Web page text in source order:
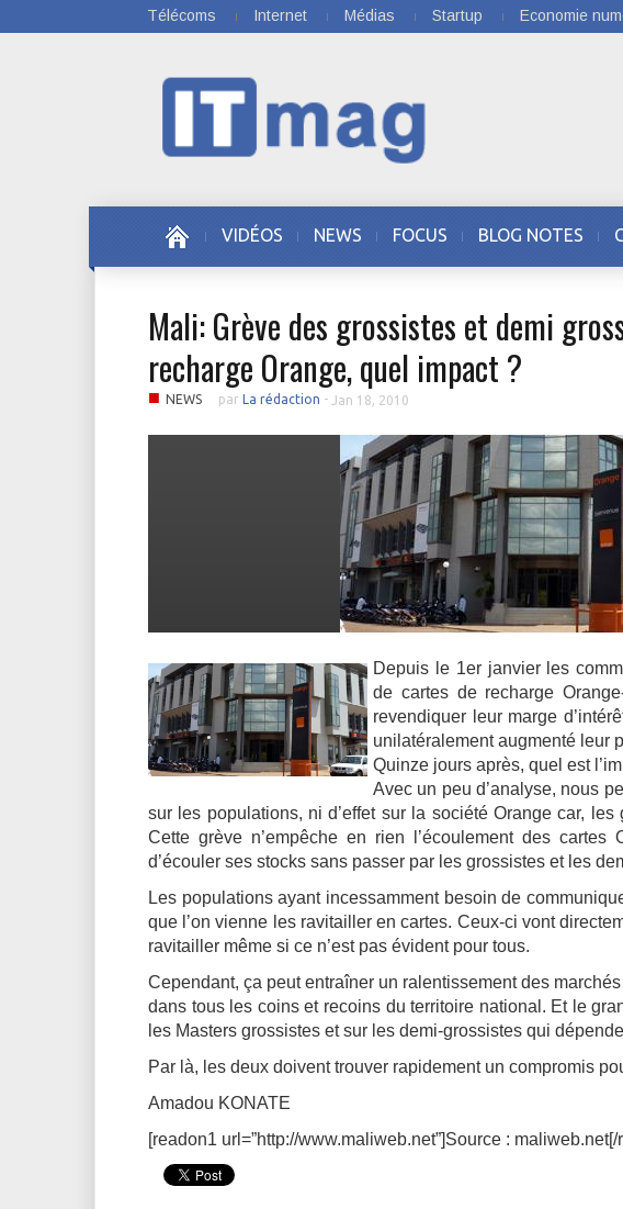
Télécoms Internet Médias Startup Economie
VIDÉOS NEWS FOCUS BLOG NOTES
Mali: Grève des grossistes et demi
recharge Orange, quel impact ?
■ NEWS par La rédaction - Jan 18, 2010
Depuis le 1er janvier les
de cartes de recharge
revendiquer leur marge
unilatéralement augmenté leur
Quinze jours après, quel est
Avec un peu d’analyse, nous
sur les populations, ni d’effet sur la société Orange car,
Cette grève n’empêche en rien l’écoulement des cartes
d’écouler ses stocks sans passer par les grossistes et les
Les populations ayant incessamment besoin de
que l’on vienne les ravitailler en cartes. Ceux-ci vont
ravitailler même si ce n’est pas évident pour tous.
Cependant, ça peut entraîner un ralentissement des
dans tous les coins et recoins du territoire national. Et le
les Masters grossistes et sur les demi-grossistes qui
Par là, les deux doivent trouver rapidement un compromis
Amadou KONATE
[readon1 url=”http://www.maliweb.net”]Source : maliweb.net[/